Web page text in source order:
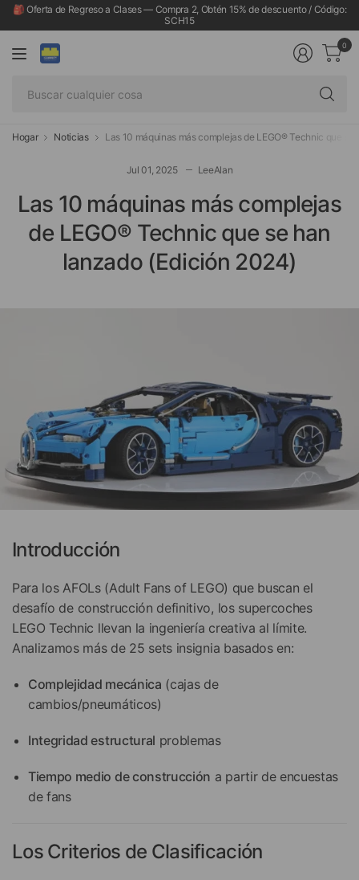
🎒 Oferta de Regreso a Clases — Compra 2, Obtén 15% de descuento / Código:
SCH15
0
Hogar Noticias Las 10 máquinas más complejas de LEGO® Technic que
Jul 01, 2025 LeeAlan
Las 10 máquinas más complejas
de LEGO® Technic que se han
lanzado (Edición 2024)
Introducción
Para los AFOLs (Adult Fans of LEGO) que buscan el
desafío de construcción definitivo, los supercoches
LEGO Technic llevan la ingeniería creativa al límite.
Analizamos más de 25 sets insignia basados en:
Complejidad mecánica (cajas de
cambios/pneumáticos)
Integridad estructural problemas
Tiempo medio de construcción a partir de encuestas
de fans
Los Criterios de Clasificación